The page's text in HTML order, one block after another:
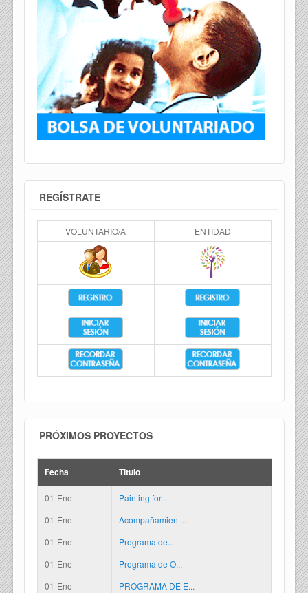
REGÍSTRATE
VOLUNTARIO/A ENTIDAD
PRÓXIMOS PROYECTOS
Fecha Titulo
01-Ene
Painting for...
01-Ene
Acompañamient...
01-Ene
Programa de...
01-Ene
Programa de O...
01-Ene
PROGRAMA DE E...